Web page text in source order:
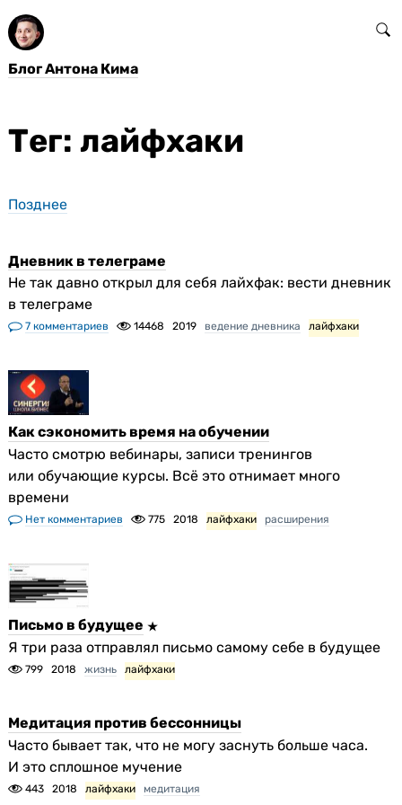
Блог Антона Кима
Тег: лайфхаки
Позднее
Дневник в телеграме
Не так давно открыл для себя лайхфак: вести дневник
в телеграме
7 комментариев 14468 2019 ведение дневника лайфхаки
Как сэкономить время на обучении
Часто смотрю вебинары, записи тренингов
или обучающие курсы. Всё это отнимает много
времени
Нет комментариев 775 2018 лайфхаки расширения
Письмо в будущее
Я три раза отправлял письмо самому себе в будущее
799 2018 жизнь лайфхаки
Медитация против бессонницы
Часто бывает так, что не могу заснуть больше часа.
И это сплошное мучение
443 2018 лайфхаки медитация